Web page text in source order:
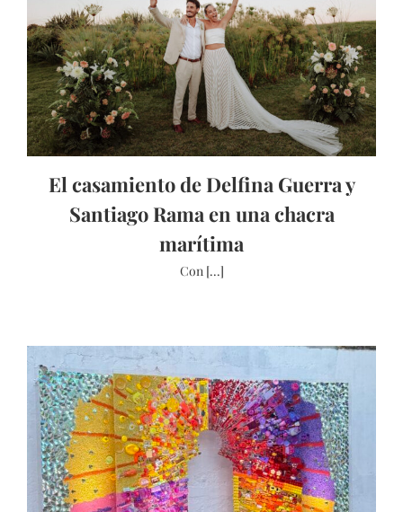
El casamiento de Delfina Guerra y
Santiago Rama en una chacra
marítima
Con [...]